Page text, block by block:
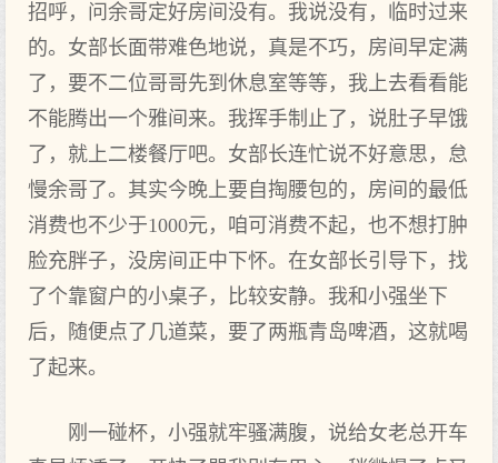
招呼，问余哥定好房间没有。我说没有，临时过来
的。女部长面带难色地说，真是不巧，房间早定满
了，要不二位哥哥先到休息室等等，我上去看看能
不能腾出一个雅间来。我挥手制止了，说肚子早饿
了，就上二楼餐厅吧。女部长连忙说不好意思，怠
慢余哥了。其实今晚上要自掏腰包的，房间的最低
消费也不少于1000元，咱可消费不起，也不想打肿
脸充胖子，没房间正中下怀。在女部长引导下，找
了个靠窗户的小桌子，比较安静。我和小强坐下
后，随便点了几道菜，要了两瓶青岛啤酒，这就喝
了起来。
刚一碰杯，小强就牢骚满腹，说给女老总开车